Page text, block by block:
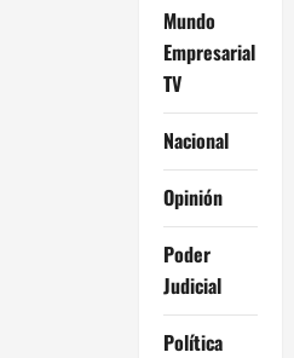
Mundo
Empresarial
TV
Nacional
Opinión
Poder
Judicial
Política